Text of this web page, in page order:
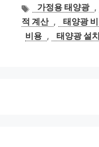
태
그
가정용 태양광 ,
적 계산 , 태양광
비용 , 태양광 설